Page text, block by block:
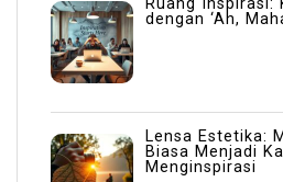
dengan ‘Ah,
Lensa Estetika:
Biasa Menjadi
Menginspirasi